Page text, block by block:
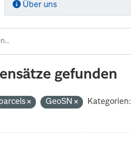
Über uns
gefunden
GeoSN Kategorien: